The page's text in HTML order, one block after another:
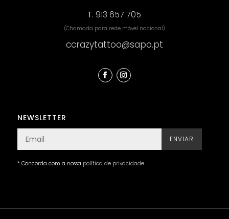
T.913 657 705
(Chamada para rede móvel nacional)
ccrazytattoo@sapo.pt
NEWSLETTER
ENVIAR
* Concorda com a nossa política de privacidade.